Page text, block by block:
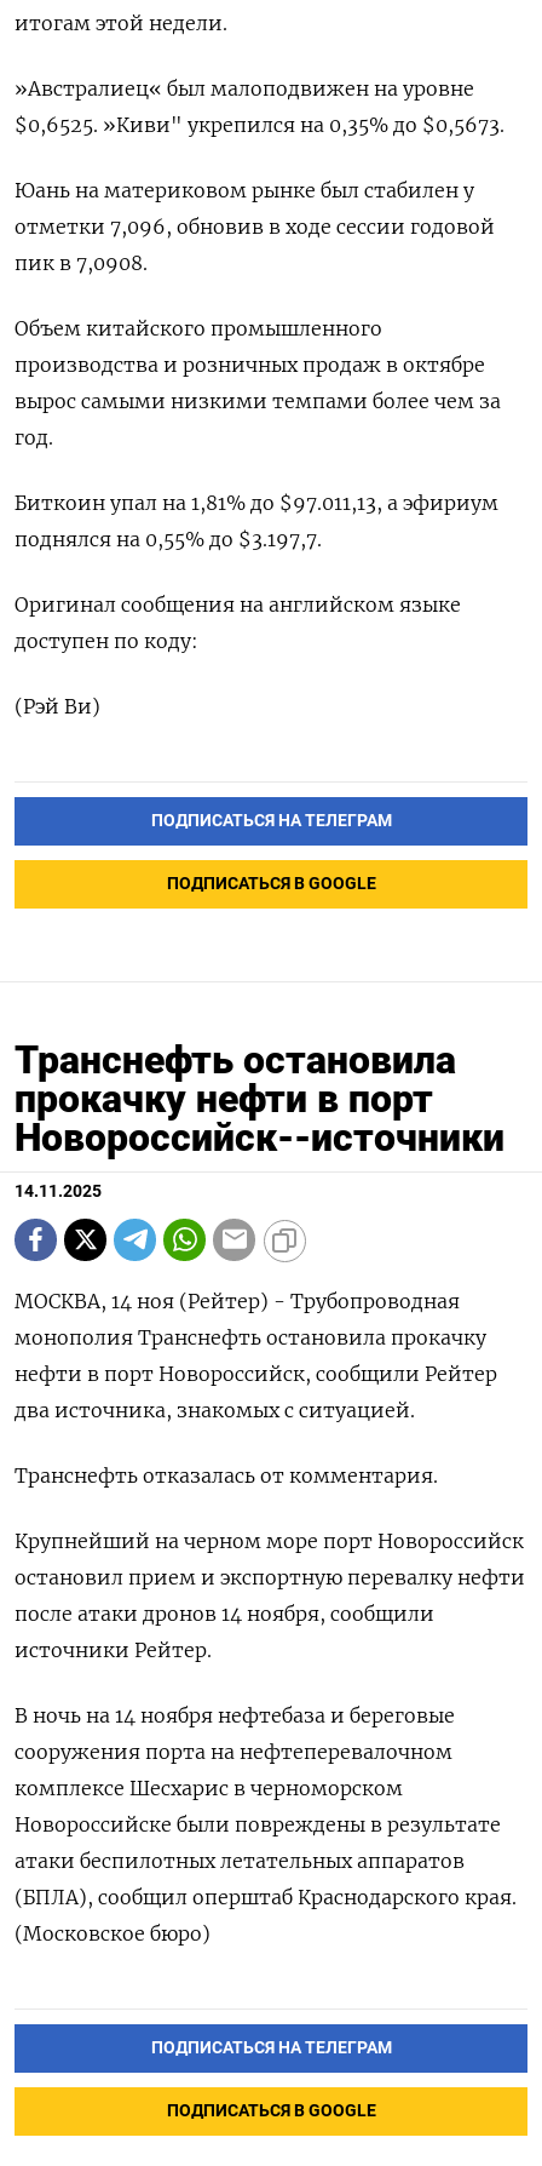
итогам этой недели.
»Австралиец« был малоподвижен на уровне
$0,6525​. »Киви" укрепился на 0,35% до $0,5673​.
Юань на материковом рынке был стабилен у
отметки 7,096​, обновив в ходе сессии годовой
пик в 7,0908.
Объем китайского промышленного
производства и розничных продаж в октябре
вырос самыми низкими темпами более чем за
год.
Биткоин упал на 1,81% до $97.011,13, а эфириум
поднялся на 0,55% до $3.197,7.
Оригинал сообщения на английском языке
доступен по коду:
(Рэй Ви)
ПОДПИСАТЬСЯ НА ТЕЛЕГРАМ
ПОДПИСАТЬСЯ В GOOGLE
Транснефть остановила
прокачку нефти в порт
Новороссийск--источники
14.11.2025
МОСКВА, 14 ноя (Рейтер) - Трубопроводная
монополия Транснефть остановила прокачку
нефти в порт Новороссийск, сообщили Рейтер
два источника, знакомых с ситуацией.
Транснефть отказалась от комментария.
Крупнейший на черном море порт Новороссийск
остановил прием и экспортную перевалку нефти
после атаки дронов 14 ноября, сообщили
источники Рейтер.
В ночь на 14 ноября нефтебаза и береговые
сооружения порта на нефтеперевалочном
комплексе Шесхарис в черноморском
Новороссийске были повреждены в результате
атаки беспилотных летательных аппаратов
(БПЛА), сообщил оперштаб Краснодарского края.
(Московское бюро)
ПОДПИСАТЬСЯ НА ТЕЛЕГРАМ
ПОДПИСАТЬСЯ В GOOGLE